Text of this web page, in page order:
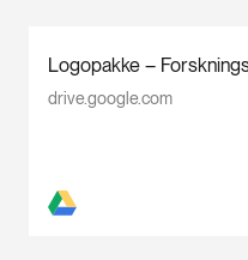
Logopakke –
drive.google.com